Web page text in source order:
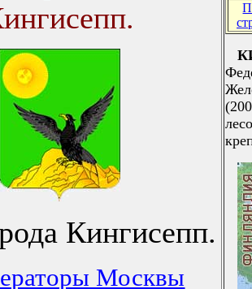
.
Кингисепп.
Москвы